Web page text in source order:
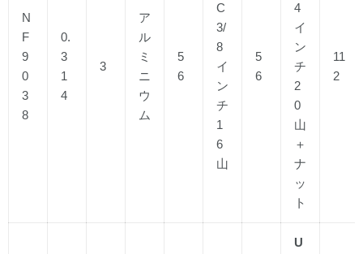
N
F
9
0
3
8
0.
3
1
4
3
ア
ル
ミ
ニ
ウ
ム
5
6
C
3/
8
イ
ン
チ
1
6
山
5
6
4
イ
ン
チ
2
0
山
＋
ナ
ッ
ト
11
2
U